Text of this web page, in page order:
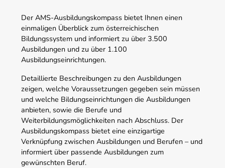
Der AMS-Ausbildungskompass bietet Ihnen einen
einmaligen Überblick zum österreichischen
Bildungssystem und informiert zu über 3.500
Ausbildungen und zu über 1.100
Ausbildungseinrichtungen.
Detaillierte Beschreibungen zu den Ausbildungen
zeigen, welche Voraussetzungen gegeben sein müssen
und welche Bildungseinrichtungen die Ausbildungen
anbieten, sowie die Berufe und
Weiterbildungsmöglichkeiten nach Abschluss. Der
Ausbildungskompass bietet eine einzigartige
Verknüpfung zwischen Ausbildungen und Berufen – und
informiert über passende Ausbildungen zum
gewünschten Beruf.